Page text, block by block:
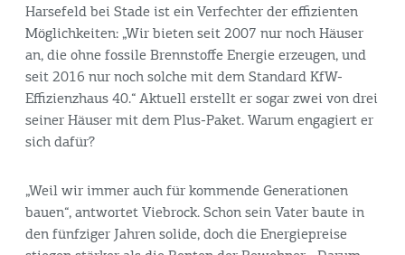
Harsefeld bei Stade ist ein Verfechter der effizienten
Möglichkeiten: „Wir bieten seit 2007 nur noch Häuser
an, die ohne fossile Brennstoffe Energie erzeugen, und
seit 2016 nur noch solche mit dem Standard KfW-
Effizienzhaus 40.“ Aktuell erstellt er sogar zwei von drei
seiner Häuser mit dem Plus-Paket. Warum engagiert er
sich dafür?
„Weil wir immer auch für kommende Generationen
bauen“, antwortet Viebrock. Schon sein Vater baute in
den fünfziger Jahren solide, doch die Energiepreise